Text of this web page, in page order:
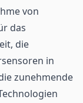
von
das
die
in
zunehmende